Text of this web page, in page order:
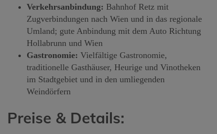
Verkehrsanbindung: Bahnhof Retz mit
Zugverbindungen nach Wien und in das regionale
Umland; gute Anbindung mit dem Auto Richtung
Hollabrunn und Wien
Gastronomie: Vielfältige Gastronomie,
traditionelle Gasthäuser, Heurige und Vinotheken
im Stadtgebiet und in den umliegenden
Weindörfern
Preise & Details: